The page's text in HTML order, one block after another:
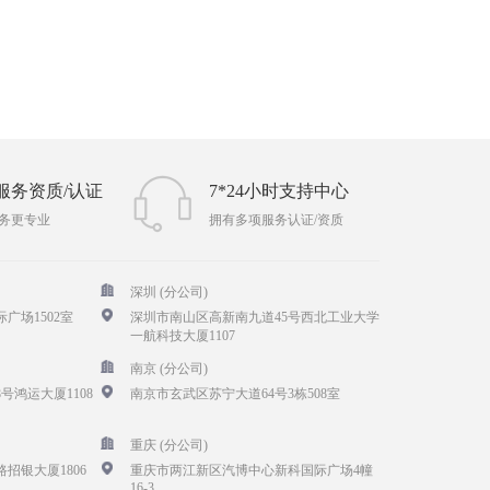
务资质/认证
更专业
7*24小时支持中心
拥有多项服务认证/资质
广场1502室
深圳 (分公司)
深圳市南山区高新南九道45号西北工业大学
一航科技大厦1107
鸿运大厦1108
南京 (分公司)
南京市玄武区苏宁大道64号3栋508室
招银大厦1806
重庆 (分公司)
重庆市两江新区汽博中心新科国际广场4幢